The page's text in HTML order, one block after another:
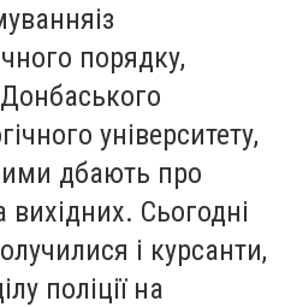
порядку,
університету,
дбають про
Сьогодні
і курсанти,
поліції на